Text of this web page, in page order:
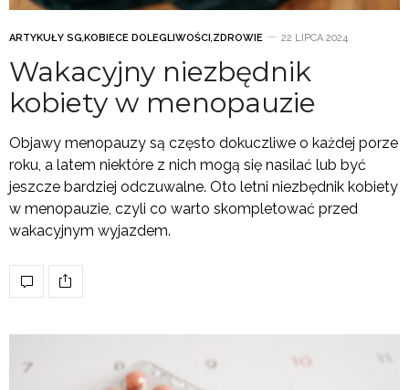
ARTYKUŁY SG,KOBIECE DOLEGLIWOŚCI,ZDROWIE 22 LIPCA 2024
Wakacyjny niezbędnik
kobiety w menopauzie
Objawy menopauzy są często dokuczliwe o każdej porze
roku, a latem niektóre z nich mogą się nasilać lub być
jeszcze bardziej odczuwalne. Oto letni niezbędnik kobiety
w menopauzie, czyli co warto skompletować przed
wakacyjnym wyjazdem.